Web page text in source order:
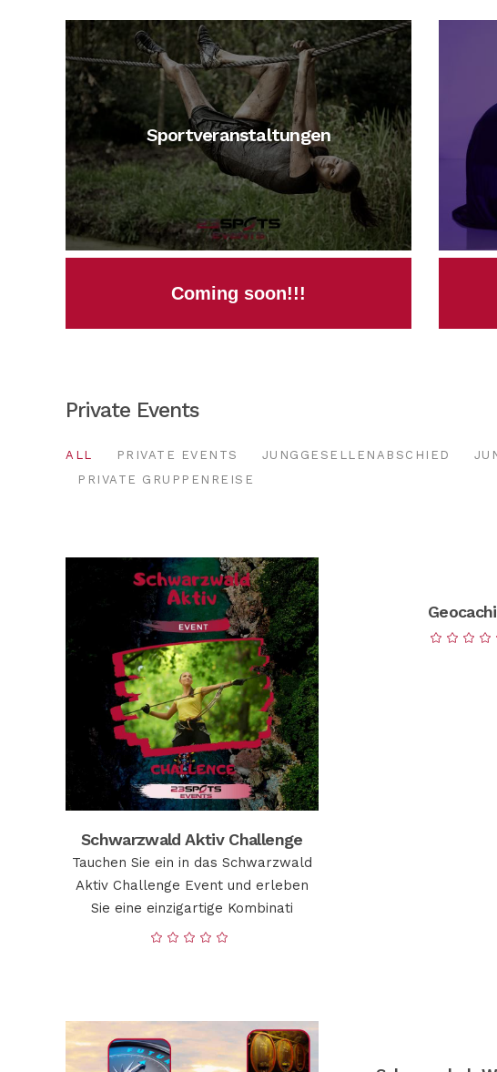
Sportveranstaltungen
Coming soon!!!
Private Events
ALL PRIVATE EVENTS JUNGGESELLENABSCHIED
PRIVATE GRUPPENREISE
Schwarzwald Aktiv Challenge
Tauchen Sie ein in das Schwarzwald
Aktiv Challenge Event und erleben
Sie eine einzigartige Kombinati